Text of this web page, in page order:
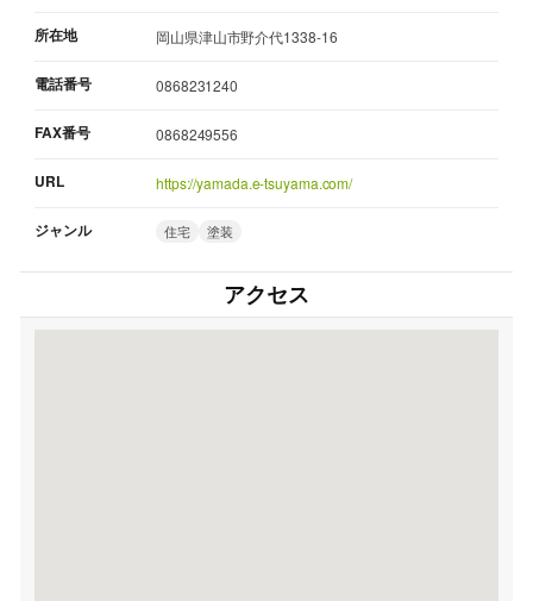
所在地 岡山県津山市野介代1338-16
電話番号 0868231240
FAX番号 0868249556
URL https://yamada.e-tsuyama.com/
ジャンル 住宅 塗装
アクセス